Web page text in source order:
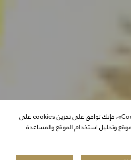
بالنقر فوق «قبول الكل Cookies»، فإنك توافق على تخزين cookies على
وتحليل استخدام الموقع والمساعدة